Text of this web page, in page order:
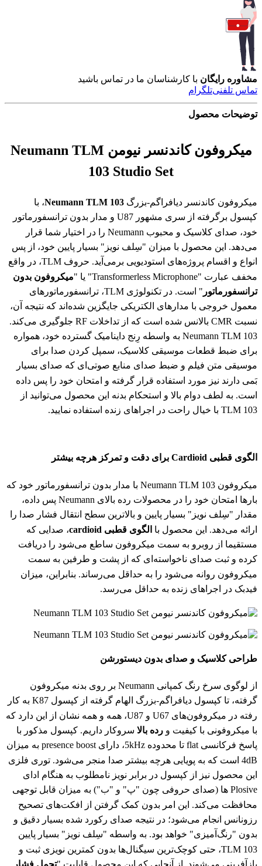
مشاوره رایگان با کارشناسان ما در تماس باشید
تماس تلفنیتلگرام
توضیحات محصول
میکروفون کاندنسر نیومن Neumann TLM
103 Studio Set
میکروفون کاندنسر دیافراگم-بزرگ Neumann TLM 103، با
کپسول برگرفته از سری مشهور U87 و مدار بدون ترانسفورماتور
خود، صدای کلاسیک و محبوب Neumann را در اختیار شما قرار
می‌دهد. این محصول با میزان "سِلف نویز" بسیار پایین خود، از پس
انواع و اقسام پروژه‌های استودیویی برمی‌آید. حروف TLM، در واقع
مخفف عبارت "Transformerless Microphone" یا "
میکروفون بدون
ترانسفورماتور
" است. در تکنولوژی TLM، ترانسفورماتورهای
معمول خروجی با مدارهای الکتریکی جایگزین شده‌اند که نتیجه آن،
نسبت CMR بالانس شده است که از تداخلات RF جلوگیری می‌کند.
Neumann TLM 103 به واسطه رِنج داینامیک گسترده خود، همواره
برای ضبط قطعات موسیقی کلاسیک، سمپل کردن صدا برای
موسیقی متن فیلم و ضبط صدای منابع صوتی‌ای که صدای بسیار
بَمی دارند نیز مورد استفاده قرار گرفته و امتحان خود را پس داده
است. به لطف دوام بالا و استحکام بدنه این محصول می‌توانید از
TLM 103 با خیال راحت در اجراهای زنده استفاده نمایید.
الگوی قطبی Cardioid برای دقت و تمرکز هرچه بیشتر
میکروفون Neumann TLM 103 با مدار بدون ترانسفورماتور خود که
بار‌ها امتحان خود را در محصولات رده بالای Neumann پس داده،
مقدار "سِلف نویز" بسیار پایین و بالاترین سطح انتقال فشار صدا را
ارائه می‌دهد. این محصول با الگوی قطبی cardioid
، صدایی که
مستقیما از روبرو به سمت میکروفون ساطع می‌شود را دریافت
کرده و ثبت صدای ناخواسته‌ای که از پشت و طرفین به سمت
میکروفون روانه می‌شود را به حداقل می‌رساند. بنابراین، میزان
فیدبک در اجراهای زنده به حداقل می‌رسد.
طراحی کلاسیک و صدای بدون دیستورشن
از لوگوی سرخ رنگ کمپانی Neumann بر روی بدنه میکروفون
گرفته، تا کپسول دیافراگم-بزرگ الهام گرفته از کپسول K87 به کار
رفته در میکروفون‌های U67 و U87، همه و همه نشان از این دارد که
با میکروفونی با کیفیت و رده بالا سروکار داریم. کپسول مذکور با
پاسخ فرکانسی flat تا محدوده 5kHz، دارای presence boost به میزان
4dB است که به پویایی هرچه بیشتر صدا منجر می‌شود. توری فلزی
این محصول نیز از کپسول در برابر نویز نامطلوب به هنگام ادای
Plosive ها (صدای حروفی چون "پ" و "ب") به میزان قابل توجهی
محافظت می‌کند. این امر بدون کمک گرفتن از افکت‌های تصحیح
رزونانس انجام می‌شود؛ در نتیجه صدای رکورد شده بسیار دقیق و
بدون "رنگ‌آمیزی" خواهد بود. به واسطه "سِلف نویز" بسیار پایین
TLM 103، حتی کوچک‌ترین سیگنال‌ها بدون کمترین نویزی ثبت و
بازآفرینی می‌شوند. از آنجایی که این محصول قابلیت "تحمل فشار